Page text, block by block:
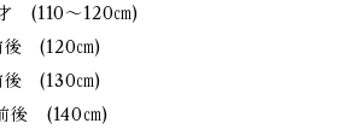
(110～120㎝)
(120㎝)
(130㎝)
後 (140㎝)